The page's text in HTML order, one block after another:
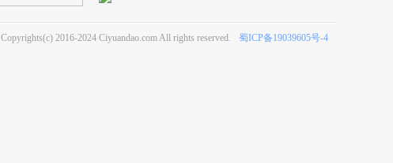
Copyrights(c) 2016-2024 Ciyuandao.com All rights reserved. 蜀ICP备19039605号-4